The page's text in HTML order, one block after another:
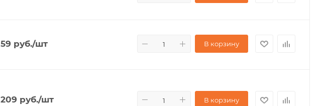
59 руб./шт В корзину
209 руб./шт В корзину